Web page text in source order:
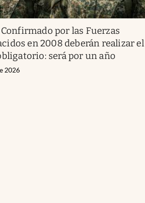
Confirmado por las Fuerzas
en 2008 deberán realizar el
será por un año
2026